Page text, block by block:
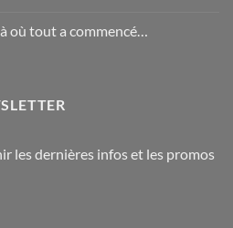
où tout a commencé…
les dernières infos et les promos